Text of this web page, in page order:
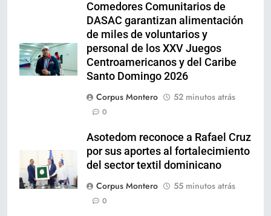
Comedores Comunitarios de
DASAC garantizan alimentación
de miles de voluntarios y
personal de los XXV Juegos
Centroamericanos y del Caribe
Santo Domingo 2026
Corpus Montero
52 minutos atrás
0
Asotedom reconoce a Rafael Cruz
por sus aportes al fortalecimiento
del sector textil dominicano
Corpus Montero
55 minutos atrás
0